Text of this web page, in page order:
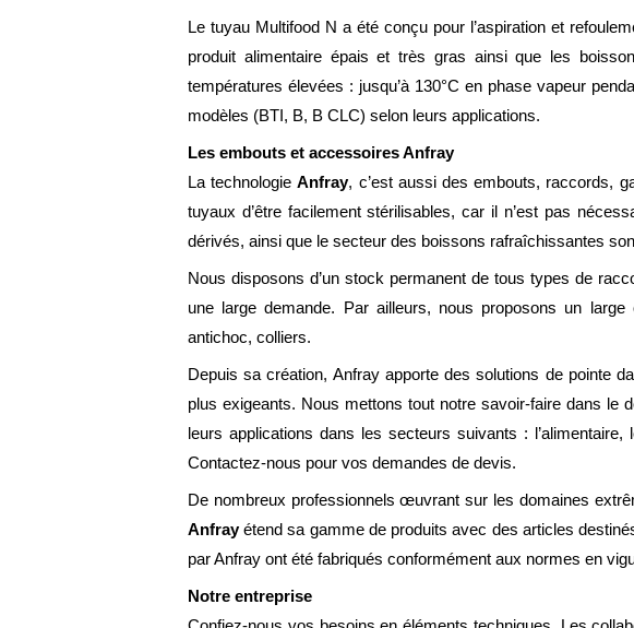
Le tuyau Multifood N a été conçu pour l’aspiration et
produit alimentaire épais et très gras ainsi que les
températures élevées : jusqu’à 130°C en phase vapeur
modèles (BTI, B, B CLC) selon leurs applications.
Les embouts et accessoires Anfray
La technologieAnfray, c’est aussi des embouts, raccords,
tuyaux d’être facilement stérilisables, car il n’est pas
dérivés, ainsi que le secteur des boissons rafraîchissantes
Nous disposons d’un stock permanent de tous types de
une large demande. Par ailleurs, nous proposons un
antichoc, colliers.
Depuis sa création, Anfray apporte des solutions de pointe
plus exigeants. Nous mettons tout notre savoir-faire dans le
leurs applications dans les secteurs suivants :
Contactez-nous pour vos demandes de devis.
De nombreux professionnels œuvrant sur les domaines
Anfrayétend sa gamme de produits avec des articles
par Anfray ont été fabriqués conformément aux normes en
Notre entreprise